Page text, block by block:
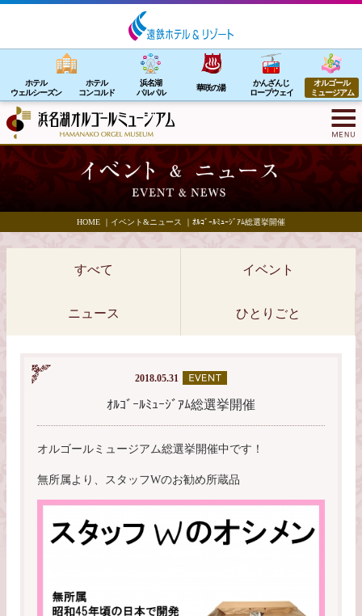
ホテル
ウェルシーズン
ホテル
コンコルド
浜名湖
パルパル
華咲の湯
かんざんじ
ロープウェイ
オルゴール
ミュージアム
HOME ｜ イベント&ニュース ｜ ｵﾙｺﾞｰﾙﾐｭｰｼﾞｱﾑ総選挙開催
すべて イベント
ニュース ひとりごと
2018.05.31
ｵﾙｺﾞｰﾙﾐｭｰｼﾞｱﾑ総選挙開催
オルゴールミュージアム総選挙開催中です！
無所属より、スタッフWのお勧め所蔵品